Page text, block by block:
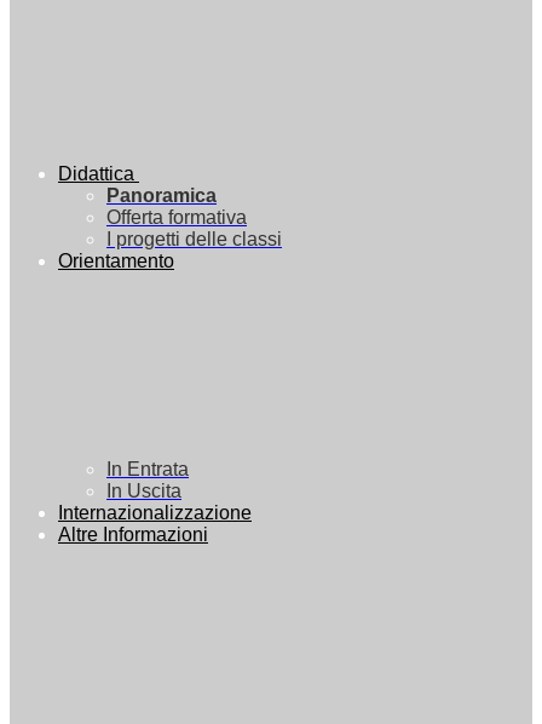
Didattica
Panoramica
Offerta formativa
I progetti delle classi
Orientamento
In Entrata
In Uscita
Internazionalizzazione
Altre Informazioni